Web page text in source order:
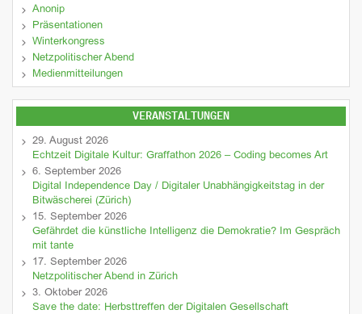
Anonip
Präsentationen
Winterkongress
Netzpolitischer Abend
Medienmitteilungen
VERANSTALTUNGEN
29. August 2026
Echtzeit Digitale Kultur: Graffathon 2026 – Coding becomes Art
6. September 2026
Digital Independence Day / Digitaler Unabhängigkeitstag in der
Bitwäscherei (Zürich)
15. September 2026
Gefährdet die künstliche Intelligenz die Demokratie? Im Gespräch
mit tante
17. September 2026
Netzpolitischer Abend in Zürich
3. Oktober 2026
Save the date: Herbsttreffen der Digitalen Gesellschaft